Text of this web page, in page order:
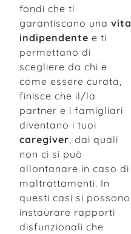
fondi che ti
garantiscano una vita
indipendente e ti
permettano di
scegliere da chi e
come essere curata,
finisce che il/la
partner e i famigliari
diventano i tuoi
caregiver , dai quali
non ci si può
allontanare in caso di
maltrattamenti. In
questi casi si possono
instaurare rapporti
disfunzionali che